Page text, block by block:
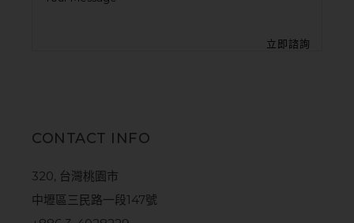
CONTACT INFO
320, 台灣桃園市
中壢區三民路一段147號